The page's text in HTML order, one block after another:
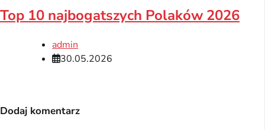
Top 10 najbogatszych Polaków 2026
admin
30.05.2026
Dodaj komentarz